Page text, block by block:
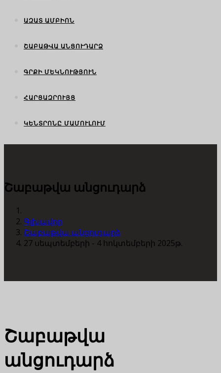
ԱԶԱՏ ԱՄԲԻՈՆ
ՇԱԲԱԹՎԱ ԱՆՑՈՒԴԱՐՁ
ԳՐՔԻ ՄԵԿՆՈՒԹՅՈՒՆ
ՀԱՐՑԱԶՐՈՒՅՑ
ԿԵՆՏՐՈՆԸ ՄԱՄՈՒԼՈՒՄ
Շաբաթվա անցուդարձ
Գլխավոր
Շաբաթվա անցուդարձ
27 սեպտեմբերի - 4 հոկտեմբերի 2025թ.
Շաբաթվա
անցուդարձ